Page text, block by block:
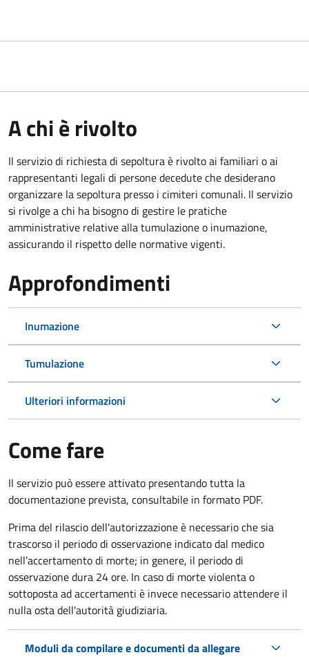
A chi è rivolto
Il servizio di richiesta di sepoltura è rivolto ai familiari o ai
rappresentanti legali di persone decedute che desiderano
organizzare la sepoltura presso i cimiteri comunali. Il servizio
si rivolge a chi ha bisogno di gestire le pratiche
amministrative relative alla tumulazione o inumazione,
assicurando il rispetto delle normative vigenti.
Approfondimenti
Inumazione
Tumulazione
Ulteriori informazioni
Come fare
Il servizio può essere attivato presentando tutta la
documentazione prevista, consultabile in formato PDF.
Prima del rilascio dell'autorizzazione è necessario che sia
trascorso il periodo di osservazione indicato dal medico
nell’accertamento di morte; in genere, il periodo di
osservazione dura 24 ore. In caso di morte violenta o
sottoposta ad accertamenti è invece necessario attendere il
nulla osta dell'autorità giudiziaria.
Moduli da compilare e documenti da allegare